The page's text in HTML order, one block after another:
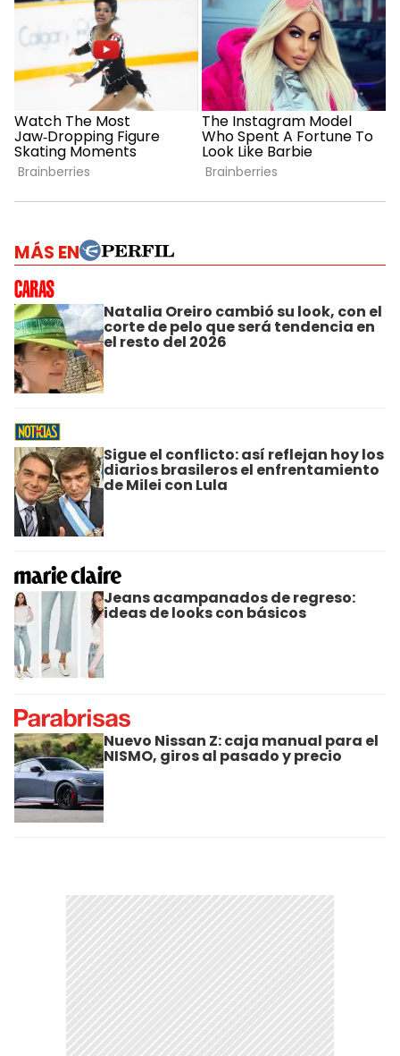
MÁS EN
Natalia Oreiro cambió su look, con el
corte de pelo que será tendencia en
el resto del 2026
Sigue el conflicto: así reflejan hoy los
diarios brasileros el enfrentamiento
de Milei con Lula
Jeans acampanados de regreso:
ideas de looks con básicos
Nuevo Nissan Z: caja manual para el
NISMO, giros al pasado y precio